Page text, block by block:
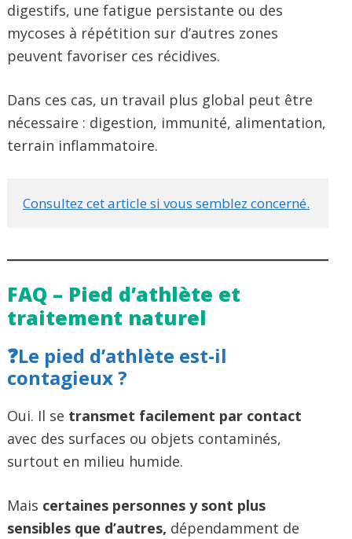
digestifs, une fatigue persistante ou des
mycoses à répétition sur d’autres zones
peuvent favoriser ces récidives.
Dans ces cas, un travail plus global peut être
nécessaire : digestion, immunité, alimentation,
terrain inflammatoire.
Consultez cet article si vous semblez concerné.
FAQ – Pied d’athlète et
traitement naturel
❓Le pied d’athlète est-il
contagieux ?
Oui. Il se transmet facilement par contact
avec des surfaces ou objets contaminés,
surtout en milieu humide.
Mais certaines personnes y sont plus
sensibles que d’autres, dépendamment de